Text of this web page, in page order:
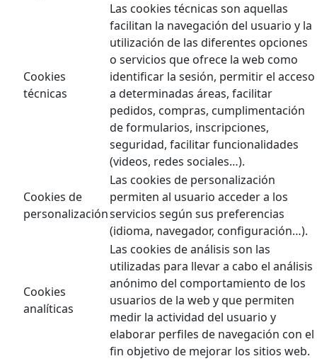
Cookies
técnicas
Las cookies técnicas son aquellas
facilitan la navegación del usuario y la
utilización de las diferentes opciones
o servicios que ofrece la web como
identificar la sesión, permitir el acceso
a determinadas áreas, facilitar
pedidos, compras, cumplimentación
de formularios, inscripciones,
seguridad, facilitar funcionalidades
(videos, redes sociales…).
Cookies de
personalización
Las cookies de personalización
permiten al usuario acceder a los
servicios según sus preferencias
(idioma, navegador, configuración…).
Cookies
analíticas
Las cookies de análisis son las
utilizadas para llevar a cabo el análisis
anónimo del comportamiento de los
usuarios de la web y que permiten
medir la actividad del usuario y
elaborar perfiles de navegación con el
fin objetivo de mejorar los sitios web.